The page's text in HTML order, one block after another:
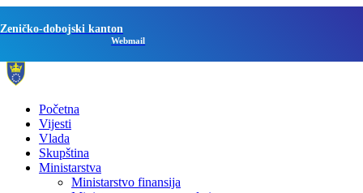
Zeničko-dobojski kanton
Webmail
Početna
Vijesti
Vlada
Skupština
Ministarstva
Ministarstvo finansija